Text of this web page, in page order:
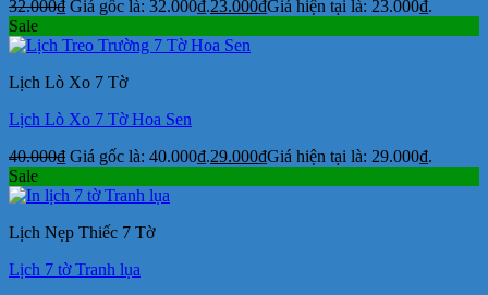
32.000₫ Giá gốc là: 32.000₫.23.000₫Giá hiện tại là: 23.000₫.
Sale
Lịch Lò Xo 7 Tờ
Lịch Lò Xo 7 Tờ Hoa Sen
40.000₫ Giá gốc là: 40.000₫.29.000₫Giá hiện tại là: 29.000₫.
Sale
Lịch Nẹp Thiếc 7 Tờ
Lịch 7 tờ Tranh lụa